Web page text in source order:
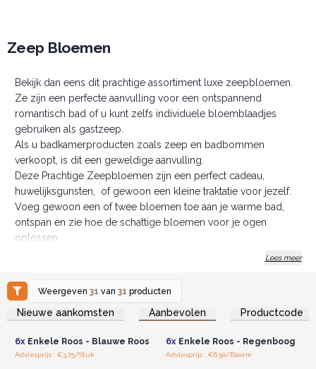
Zeep Bloemen
Bekijk dan eens dit prachtige assortiment luxe zeepbloemen.
Ze zijn een perfecte aanvulling voor een ontspannend
romantisch bad of u kunt zelfs individuele bloemblaadjes
gebruiken als gastzeep.
Als u badkamerproducten zoals zeep en badbommen
verkoopt, is dit een geweldige aanvulling.
Deze Prachtige Zeepbloemen zijn een perfect cadeau,
huwelijksgunsten, of gewoon een kleine traktatie voor jezelf.
Voeg gewoon een of twee bloemen toe aan je warme bad,
ontspan en zie hoe de schattige bloemen voor je ogen
oplossen.
U zult zeker genieten van kleurrijk water en een prettige geur.
Bijna niet van echt te onderscheiden! Onze bloemen en
boeketten zijn artistiek gerangschikt en mooi gepresenteerd in
cadeau verpakking.
7 heerlijk geurende badrozen en 3 badanjers.
Bestel vandaag. Deze badbloemen zijn een prachtig cadeau
Lees meer
Weergeven31 van31 producten
Nieuwe aankomsten Aanbevolen Productcode
Log in of registreer u voor
groothandelsprijzen.
6xEnkele Roos - Blauwe Roos
Adviesprijs : €3.75/Stuk
Log in of registreer u voor
groothandelsprijzen.
6xEnkele Roos - Regenboog
Adviesprijs : €6.50/Bloem